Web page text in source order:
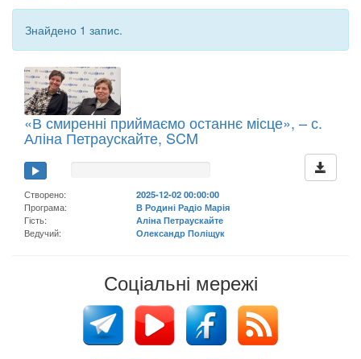
Знайдено 1 запис.
«В смиренні приймаємо останнє місце», – с.
Аліна Петраускайте, SCM
Створено:
2025-12-02 00:00:00
Програма:
В Родині Радіо Марія
Гість:
Аліна Петраускайте
Ведучий:
Олександр Поліщук
Соціальні мережі